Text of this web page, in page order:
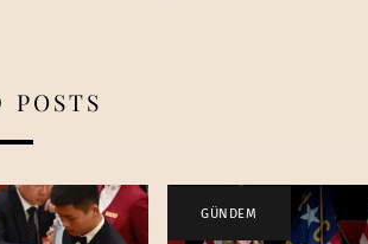
POSTS
GÜNDEM